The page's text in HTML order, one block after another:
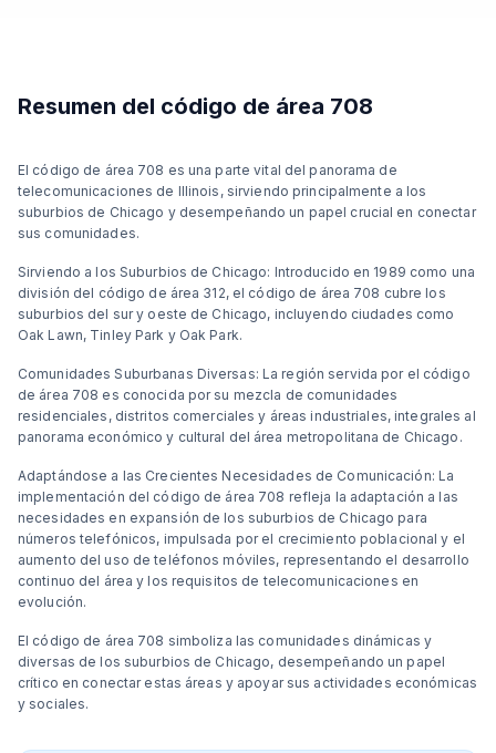
Resumen del código de área 708
El código de área 708 es una parte vital del panorama de
telecomunicaciones de Illinois, sirviendo principalmente a los
suburbios de Chicago y desempeñando un papel crucial en conectar
sus comunidades.
Sirviendo a los Suburbios de Chicago: Introducido en 1989 como una
división del código de área 312, el código de área 708 cubre los
suburbios del sur y oeste de Chicago, incluyendo ciudades como
Oak Lawn, Tinley Park y Oak Park.
Comunidades Suburbanas Diversas: La región servida por el código
de área 708 es conocida por su mezcla de comunidades
residenciales, distritos comerciales y áreas industriales, integrales al
panorama económico y cultural del área metropolitana de Chicago.
Adaptándose a las Crecientes Necesidades de Comunicación: La
implementación del código de área 708 refleja la adaptación a las
necesidades en expansión de los suburbios de Chicago para
números telefónicos, impulsada por el crecimiento poblacional y el
aumento del uso de teléfonos móviles, representando el desarrollo
continuo del área y los requisitos de telecomunicaciones en
evolución.
El código de área 708 simboliza las comunidades dinámicas y
diversas de los suburbios de Chicago, desempeñando un papel
crítico en conectar estas áreas y apoyar sus actividades económicas
y sociales.